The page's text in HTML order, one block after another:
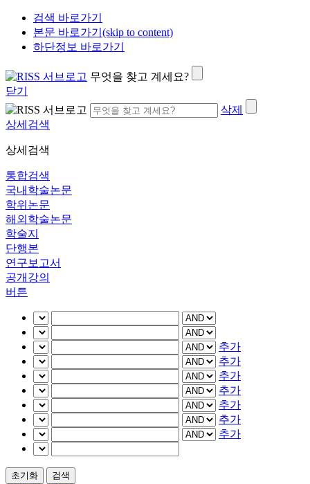
검색 바로가기
본문 바로가기(skip to content)
하단정보 바로가기
무엇을 찾고 계세요?
닫기
삭제
상세검색
상세검색
통합검색
국내학술논문
학위논문
해외학술논문
학술지
단행본
연구보고서
공개강의
버튼
추가
추가
추가
추가
추가
추가
추가